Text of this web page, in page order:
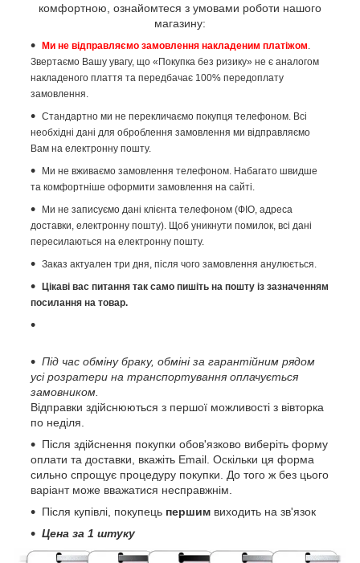
комфортною, ознайомтеся з умовами роботи нашого
магазину:
Ми не відправляємо замовлення накладеним платіжом
Звертаємо Вашу увагу, що «Покупка без ризику» не є аналогом
накладеного плаття та передбачає 100% передоплату
замовлення.
Стандартно ми не перекличаємо покупця телефоном. Всі
необхідні дані для оброблення замовлення ми відправляємо
Вам на електронну пошту.
Ми не вживаємо замовлення телефоном. Набагато швидше
та комфортніше оформити замовлення на сайті.
Ми не записуємо дані клієнта телефоном (ФІО, адреса
доставки, електронну пошту). Щоб уникнути помилок, всі дані
пересилаються на електронну пошту.
Заказ актуален три дня, після чого замовлення анулюється.
Цікаві вас питання так само пишіть на пошту із зазначенням
посилання на товар.
Під час обміну браку, обміні за гарантійним рядом
усі розратери на транспортування оплачується
замовником.
Відправки здійснюються з першої можливості з вівторка
по неділя.
Після здійснення покупки обов'язково виберіть форму
оплати та доставки, вкажіть Email. Оскільки ця форма
сильно спрощує процедуру покупки. До того ж без цього
варіант може вважатися несправжнім.
Після купівлі, покупець першим виходить на зв'язок
Цена за 1 штуку